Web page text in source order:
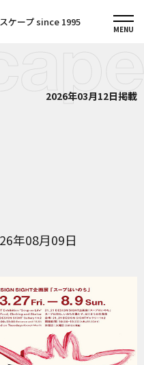
ケープ since 1995
2026年03月12日掲載
年08月09日